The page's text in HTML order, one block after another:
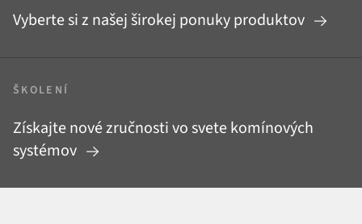
Vyberte si z našej širokej ponuky produktov
ŠKOLENÍ
Získajte nové zručnosti vo svete komínových
systémov